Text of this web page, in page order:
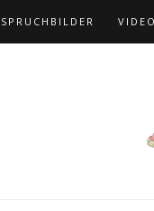
SPRUCHBILDER